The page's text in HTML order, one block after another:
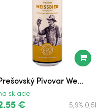
Pivovar We...
sklade
€ 5,9% 0,5l